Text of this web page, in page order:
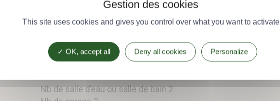
Composition
Nb de pièces 8
Nb de salle d’eau ou salle de bain 2
This site uses cookies and gives you control over what you want to activate
OK, accept all Deny all cookies Personalize